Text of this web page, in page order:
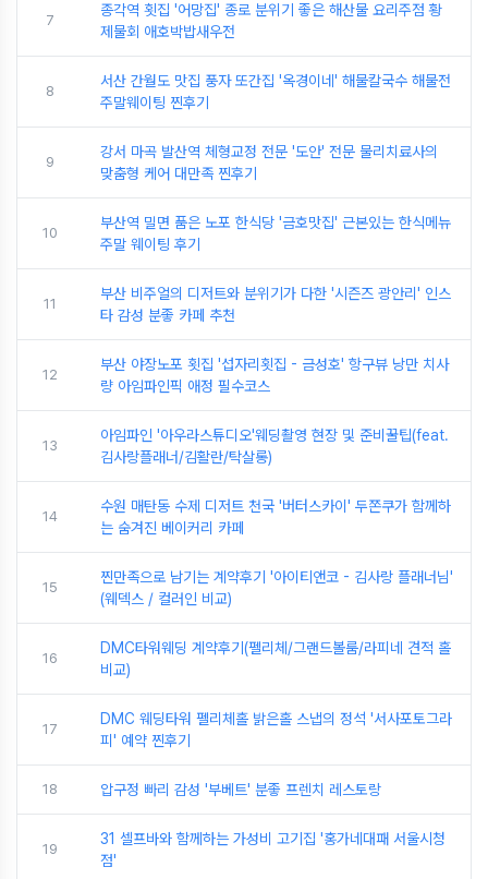
7
종각역 횟집 '어망집' 종로 분위기 좋은 해산물 요리주점 황
제물회 애호박밥새우전
8
서산 간월도 맛집 풍자 또간집 '옥경이네' 해물칼국수 해물전
주말웨이팅 찐후기
9
강서 마곡 발산역 체형교정 전문 '도안' 전문 물리치료사의
맞춤형 케어 대만족 찐후기
10
부산역 밀면 품은 노포 한식당 '금호맛집' 근본있는 한식메뉴
주말 웨이팅 후기
11
부산 비주얼의 디저트와 분위기가 다한 '시즌즈 광안리' 인스
타 감성 분좋 카페 추천
12
부산 야장노포 횟집 '섭자리횟집 - 금성호' 항구뷰 낭만 치사
량 아임파인픽 애정 필수코스
13
아임파인 '아우라스튜디오'웨딩촬영 현장 및 준비꿀팁(feat.
김사랑플래너/김활란/탁살롱)
14
수원 매탄동 수제 디저트 천국 '버터스카이' 두쫀쿠가 함께하
는 숨겨진 베이커리 카페
15
찐만족으로 남기는 계약후기 '아이티앤코 - 김사랑 플래너님'
(웨덱스 / 컬러인 비교)
16
DMC타워웨딩 계약후기(펠리체/그랜드볼룸/라피네 견적 홀
비교)
17
DMC 웨딩타워 펠리체홀 밝은홀 스냅의 정석 '서사포토그라
피' 예약 찐후기
18 압구정 빠리 감성 '부베트' 분좋 프렌치 레스토랑
19
31 셀프바와 함께하는 가성비 고기집 '홍가네대패 서울시청
점'